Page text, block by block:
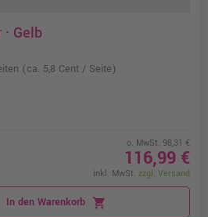
Gelb
(ca. 5,8 Cent / Seite)
o. MwSt. 98,31 €
116,99 €
inkl. MwSt. zzgl. Versand
In den Warenkorb shopping_cart